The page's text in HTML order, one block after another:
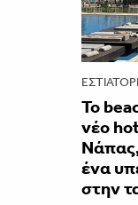
Το
νέο
ένα
στην